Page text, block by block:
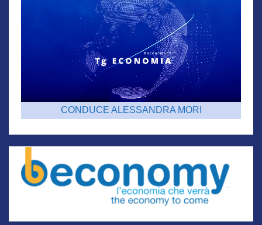
CONDUCE ALESSANDRA MORI